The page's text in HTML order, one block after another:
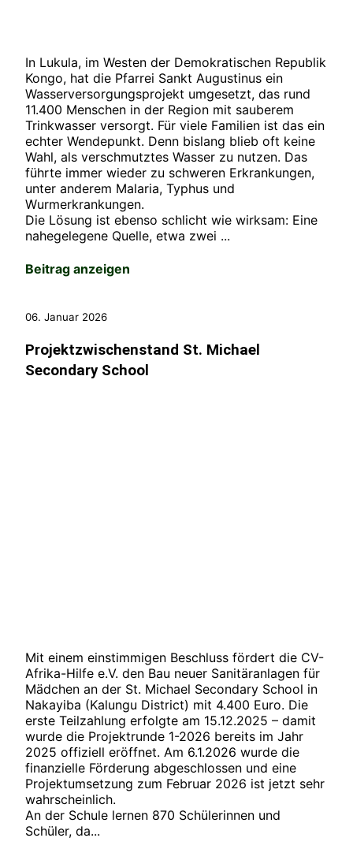
In Lukula, im Westen der Demokratischen Republik
Kongo, hat die Pfarrei Sankt Augustinus ein
Wasserversorgungsprojekt umgesetzt, das rund
11.400 Menschen in der Region mit sauberem
Trinkwasser versorgt. Für viele Familien ist das ein
echter Wendepunkt. Denn bislang blieb oft keine
Wahl, als verschmutztes Wasser zu nutzen. Das
führte immer wieder zu schweren Erkrankungen,
unter anderem Malaria, Typhus und
Wurmerkrankungen.
Die Lösung ist ebenso schlicht wie wirksam: Eine
nahegelegene Quelle, etwa zwei ...
Beitrag anzeigen
06. Januar 2026
Projektzwischenstand St. Michael
Secondary School
Mit einem einstimmigen Beschluss fördert die CV-
Afrika-Hilfe e.V. den Bau neuer Sanitäranlagen für
Mädchen an der St. Michael Secondary School in
Nakayiba (Kalungu District) mit 4.400 Euro. Die
erste Teilzahlung erfolgte am 15.12.2025 – damit
wurde die Projektrunde 1-2026 bereits im Jahr
2025 offiziell eröffnet. Am 6.1.2026 wurde die
finanzielle Förderung abgeschlossen und eine
Projektumsetzung zum Februar 2026 ist jetzt sehr
wahrscheinlich.
An der Schule lernen 870 Schülerinnen und
Schüler, da...